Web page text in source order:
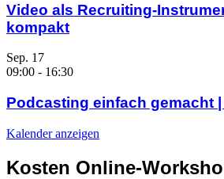
Video als Recruiting-
kompakt
Sep. 17
09:00 - 16:30
Podcasting einfach gemacht
Kalender anzeigen
Kosten Online-